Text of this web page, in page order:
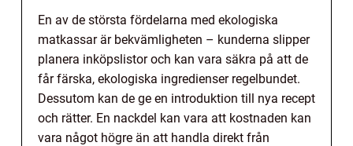
En av de största fördelarna med ekologiska
matkassar är bekvämligheten – kunderna slipper
planera inköpslistor och kan vara säkra på att de
får färska, ekologiska ingredienser regelbundet.
Dessutom kan de ge en introduktion till nya recept
och rätter. En nackdel kan vara att kostnaden kan
vara något högre än att handla direkt från